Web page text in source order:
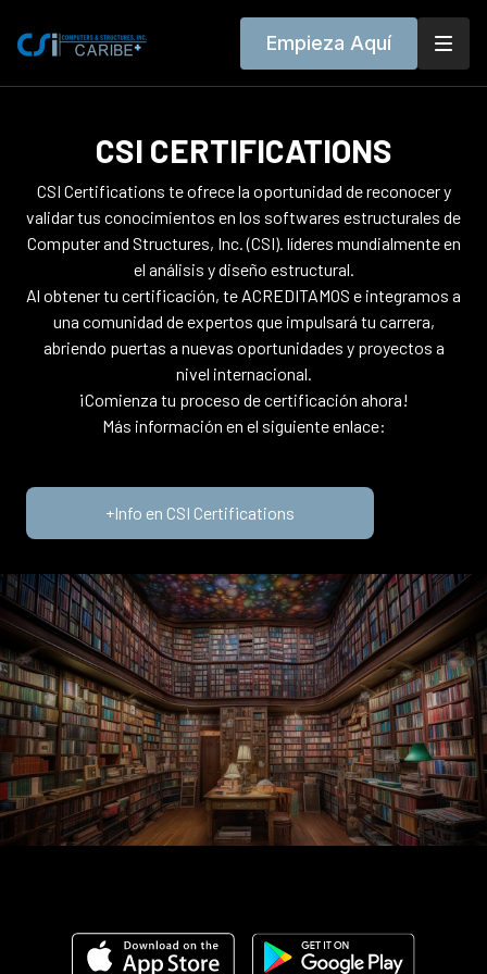
Empieza Aquí
CSI CERTIFICATIONS
CSI Certifications te ofrece la oportunidad de reconocer y
validar tus conocimientos en los softwares estructurales de
Computer and Structures, Inc. (CSI). líderes mundialmente en
el análisis y diseño estructural.
Al obtener tu certificación, te ACREDITAMOS e integramos a
una comunidad de expertos que impulsará tu carrera,
abriendo puertas a nuevas oportunidades y proyectos a
nivel internacional.
¡Comienza tu proceso de certificación ahora!
Más información en el siguiente enlace:
+Info en CSI Certifications